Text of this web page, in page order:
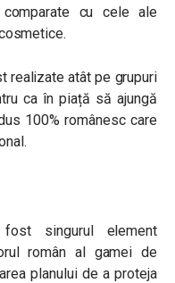
cu cele ale
realizate atât pe grupuri
ca în piață să ajungă
100% românesc care
singurul element
român al gamei de
planului de a proteja